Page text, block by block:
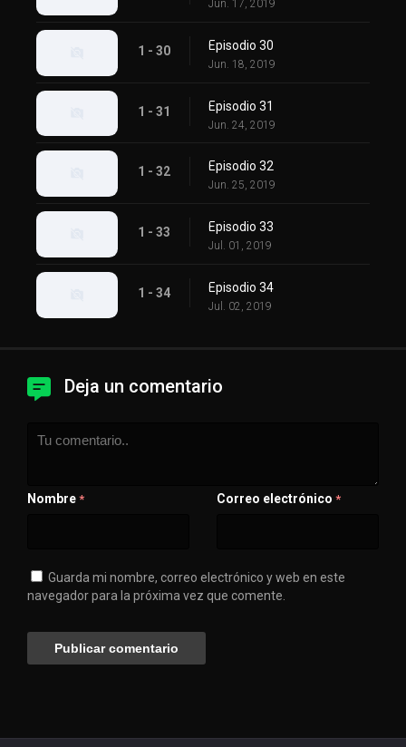
Jun. 17, 2019
1 - 30 Episodio 30
Jun. 18, 2019
1 - 31 Episodio 31
Jun. 24, 2019
1 - 32 Episodio 32
Jun. 25, 2019
1 - 33 Episodio 33
Jul. 01, 2019
1 - 34 Episodio 34
Jul. 02, 2019
Deja un comentario
Nombre * Correo electrónico *
Guarda mi nombre, correo electrónico y web en este
navegador para la próxima vez que comente.